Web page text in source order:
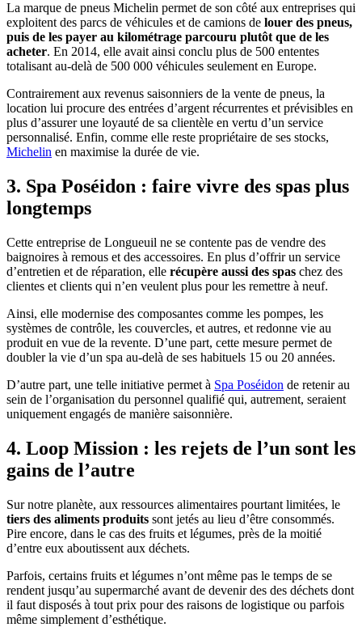
La marque de pneus Michelin permet de son côté aux entreprises qui
exploitent des parcs de véhicules et de camions de louer des pneus,
puis de les payer au kilométrage parcouru plutôt que de les
acheter. En 2014, elle avait ainsi conclu plus de 500 ententes
totalisant au-delà de 500 000 véhicules seulement en Europe.
Contrairement aux revenus saisonniers de la vente de pneus, la
location lui procure des entrées d’argent récurrentes et prévisibles en
plus d’assurer une loyauté de sa clientèle en vertu d’un service
personnalisé. Enfin, comme elle reste propriétaire de ses stocks,
Michelin en maximise la durée de vie.
3. Spa Poséidon : faire vivre des spas plus
longtemps
Cette entreprise de Longueuil ne se contente pas de vendre des
baignoires à remous et des accessoires. En plus d’offrir un service
d’entretien et de réparation, elle récupère aussi des spas chez des
clientes et clients qui n’en veulent plus pour les remettre à neuf.
Ainsi, elle modernise des composantes comme les pompes, les
systèmes de contrôle, les couvercles, et autres, et redonne vie au
produit en vue de la revente. D’une part, cette mesure permet de
doubler la vie d’un spa au-delà de ses habituels 15 ou 20 années.
D’autre part, une telle initiative permet à Spa Poséidon de retenir au
sein de l’organisation du personnel qualifié qui, autrement, seraient
uniquement engagés de manière saisonnière.
4. Loop Mission : les rejets de l’un sont les
gains de l’autre
Sur notre planète, aux ressources alimentaires pourtant limitées, le
tiers des aliments produits sont jetés au lieu d’être consommés.
Pire encore, dans le cas des fruits et légumes, près de la moitié
d’entre eux aboutissent aux déchets.
Parfois, certains fruits et légumes n’ont même pas le temps de se
rendent jusqu’au supermarché avant de devenir des des déchets dont
il faut disposés à tout prix pour des raisons de logistique ou parfois
même simplement d’esthétique.